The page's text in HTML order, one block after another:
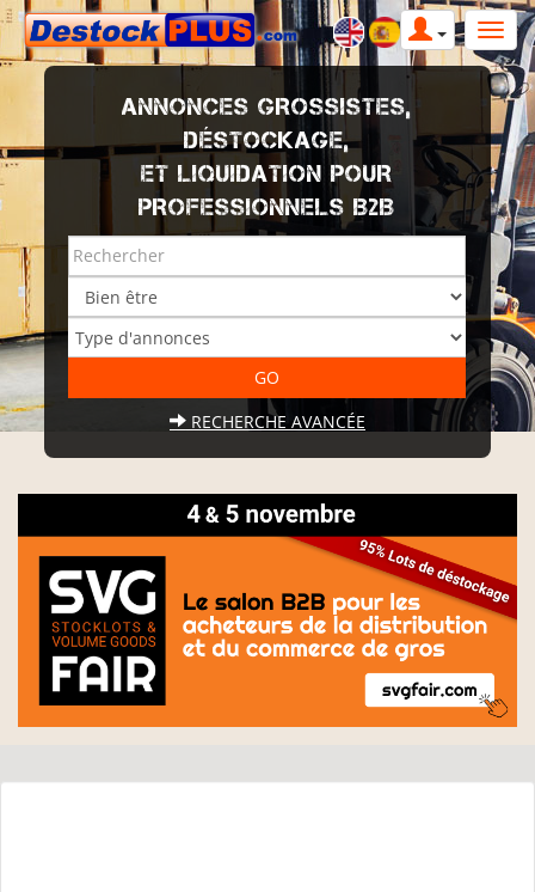
ANNONCES GROSSISTES,
DÉSTOCKAGE,
ET LIQUIDATION POUR
PROFESSIONNELS B2B
RECHERCHE AVANCÉE